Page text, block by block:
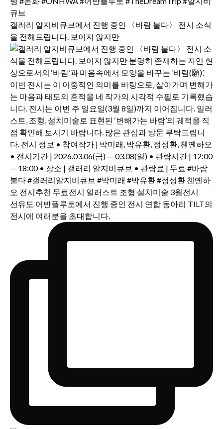
갤러리 알지비큐브에서 진행 중인 〈바람 불다〉 전시 소식
을 전해드립니다. 보이지 않지만
선유도 어반플루토에서 진행 중인 전시 연합 동아리 TILT의
전시에 여러분을 초대합니다.